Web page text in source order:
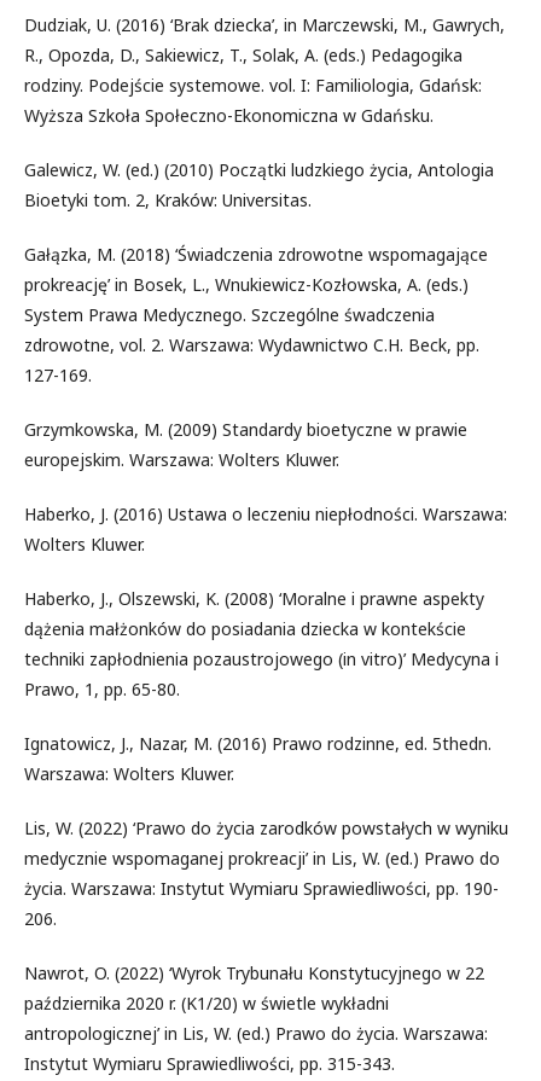
Dudziak, U. (2016) ‘Brak dziecka’, in Marczewski, M., Gawrych,
R., Opozda, D., Sakiewicz, T., Solak, A. (eds.) Pedagogika
rodziny. Podejście systemowe. vol. I: Familiologia, Gdańsk:
Wyższa Szkoła Społeczno-Ekonomiczna w Gdańsku.
Galewicz, W. (ed.) (2010) Początki ludzkiego życia, Antologia
Bioetyki tom. 2, Kraków: Universitas.
Gałązka, M. (2018) ‘Świadczenia zdrowotne wspomagające
prokreację’ in Bosek, L., Wnukiewicz-Kozłowska, A. (eds.)
System Prawa Medycznego. Szczególne śwadczenia
zdrowotne, vol. 2. Warszawa: Wydawnictwo C.H. Beck, pp.
127-169.
Grzymkowska, M. (2009) Standardy bioetyczne w prawie
europejskim. Warszawa: Wolters Kluwer.
Haberko, J. (2016) Ustawa o leczeniu niepłodności. Warszawa:
Wolters Kluwer.
Haberko, J., Olszewski, K. (2008) ‘Moralne i prawne aspekty
dążenia małżonków do posiadania dziecka w kontekście
techniki zapłodnienia pozaustrojowego (in vitro)’ Medycyna i
Prawo, 1, pp. 65-80.
Ignatowicz, J., Nazar, M. (2016) Prawo rodzinne, ed. 5thedn.
Warszawa: Wolters Kluwer.
Lis, W. (2022) ‘Prawo do życia zarodków powstałych w wyniku
medycznie wspomaganej prokreacji’ in Lis, W. (ed.) Prawo do
życia. Warszawa: Instytut Wymiaru Sprawiedliwości, pp. 190-
206.
Nawrot, O. (2022) ‘Wyrok Trybunału Konstytucyjnego w 22
października 2020 r. (K1/20) w świetle wykładni
antropologicznej’ in Lis, W. (ed.) Prawo do życia. Warszawa:
Instytut Wymiaru Sprawiedliwości, pp. 315-343.